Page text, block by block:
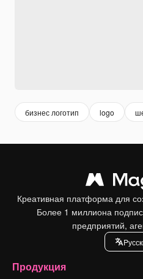
бизнес логотип logo
Креативная платформа для
Более 1 миллиона
предприятий,
Продукция